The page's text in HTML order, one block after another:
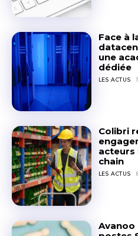
CONTACTEZ-
Pour toute information ou
de Digital FrenchNation est
vos questions. Que ce soit
signaler une information
CONTACTEZ-
Pour toute information ou
de Digital FrenchNation est
vos questions. Que ce soit
signaler une information
Face à
une
dédiée
LES ACTUS
Colibri
acteurs
chain
LES ACTUS
Avanoo